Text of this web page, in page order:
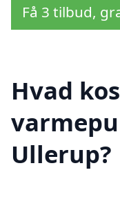
Få 3 tilbud,
Hvad
Ullerup?